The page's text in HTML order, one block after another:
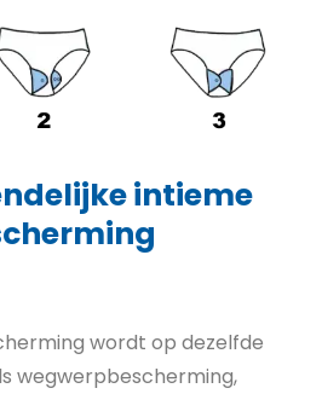
intieme
wordt op dezelfde
wegwerpbescherming,